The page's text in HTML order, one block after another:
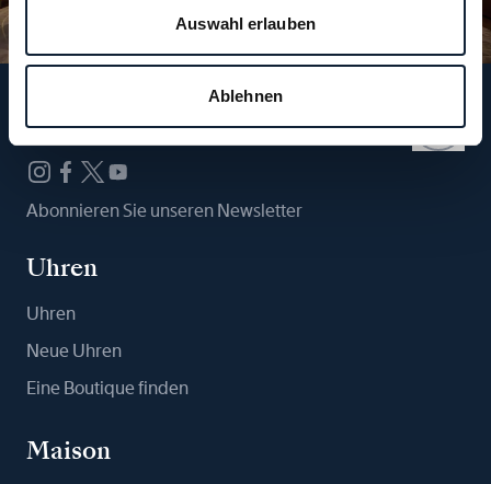
Auswahl erlauben
Ablehnen
Folgen Sie uns
Abonnieren Sie unseren Newsletter
Uhren
Uhren
Neue Uhren
Eine Boutique finden
Maison